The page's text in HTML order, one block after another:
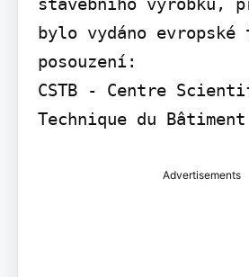
bylo vydáno evropské
posouzení:
CSTB - Centre
Technique du
Advertisements